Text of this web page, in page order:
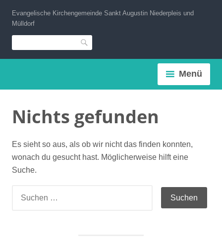
Inhalt
springen
Evangelische Kirchengemeinde Sankt Augustin Niederpleis und
Mülldorf
Suche
Menü
Nichts gefunden
Es sieht so aus, als ob wir nicht das finden konnten,
wonach du gesucht hast. Möglicherweise hilft eine
Suche.